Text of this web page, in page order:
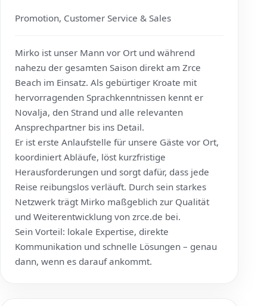
Promotion, Customer Service & Sales
Mirko ist unser Mann vor Ort und während
nahezu der gesamten Saison direkt am Zrce
Beach im Einsatz. Als gebürtiger Kroate mit
hervorragenden Sprachkenntnissen kennt er
Novalja, den Strand und alle relevanten
Ansprechpartner bis ins Detail.
Er ist erste Anlaufstelle für unsere Gäste vor Ort,
koordiniert Abläufe, löst kurzfristige
Herausforderungen und sorgt dafür, dass jede
Reise reibungslos verläuft. Durch sein starkes
Netzwerk trägt Mirko maßgeblich zur Qualität
und Weiterentwicklung von zrce.de bei.
Sein Vorteil: lokale Expertise, direkte
Kommunikation und schnelle Lösungen – genau
dann, wenn es darauf ankommt.